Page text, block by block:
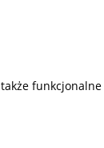
funkcjonalne